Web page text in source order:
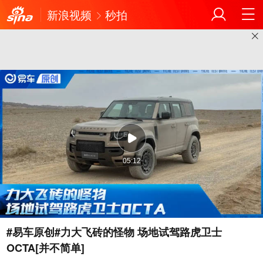
新浪视频 秒拍
05:12
#易车原创#力大飞砖的怪物 场地试驾路虎卫士